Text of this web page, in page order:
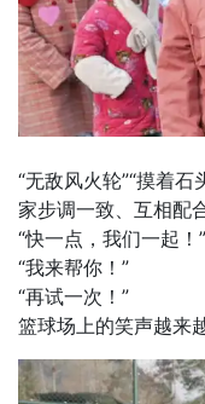
“无敌风火轮”“摸着石
家步调一致、互相配
“快一点，我们一起！”
“我来帮你！”
“再试一次！”
篮球场上的笑声越来